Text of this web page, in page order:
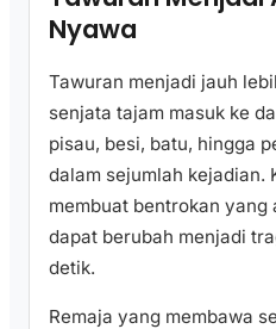
Nyawa
Tawuran menjadi jauh
senjata tajam masuk ke
pisau, besi, batu, hingga
dalam sejumlah kejadian.
membuat bentrokan
dapat berubah menjadi
detik.
Remaja yang membawa